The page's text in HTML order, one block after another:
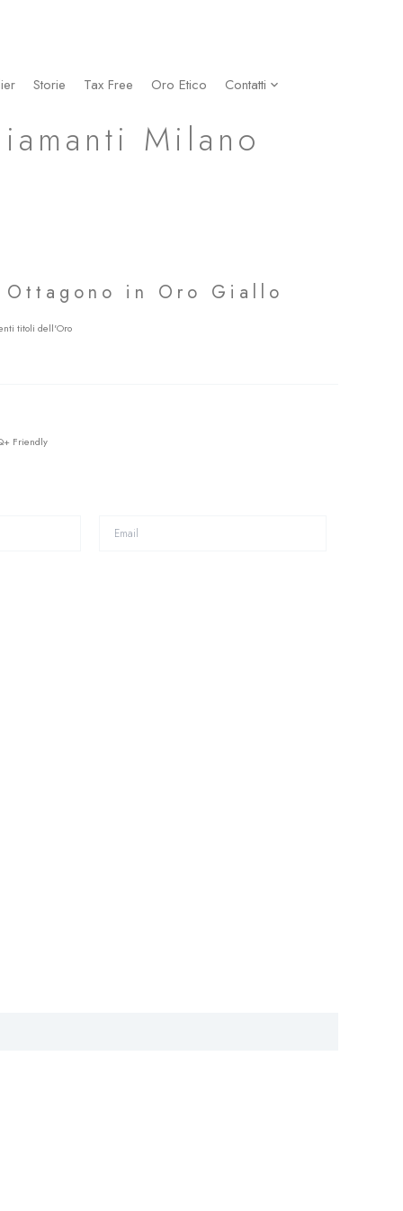
Storie Tax Free Oro Etico Contatti
Milano
Ottagono in Oro Giallo
Friendly